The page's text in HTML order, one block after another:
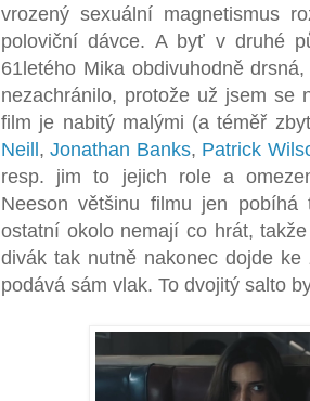
vrozený sexuální magnetismus
poloviční dávce. A byť v druhé
61letého Mika obdivuhodně
nezachránilo, protože už jsem se
film je nabitý malými (a téměř
Neill,Jonathan Banks, Patrick
resp. jim to jejich role a
Neeson většinu filmu jen
ostatní okolo nemají co hrát,
divák tak nutně nakonec dojde
podává sám vlak. To dvojitý salto